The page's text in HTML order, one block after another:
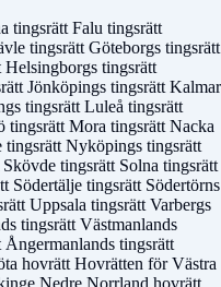
tingsrätt Falu tingsrätt
tingsrätt Göteborgs tingsrätt
Helsingborgs tingsrätt
Jönköpings tingsrätt Kalmar
tingsrätt Luleå tingsrätt
tingsrätt Mora tingsrätt Nacka
tingsrätt Nyköpings tingsrätt
Skövde tingsrätt Solna tingsrätt
Södertälje tingsrätt Södertörns
Uppsala tingsrätt Varbergs
tingsrätt Västmanlands
Ångermanlands tingsrätt
hovrätt Hovrätten för Västra
Nedre Norrland hovrätt